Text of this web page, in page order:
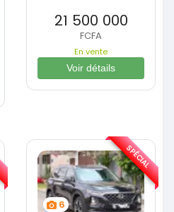
21 500 000
FCFA
En vente
Voir détails
6
SPÉCIAL